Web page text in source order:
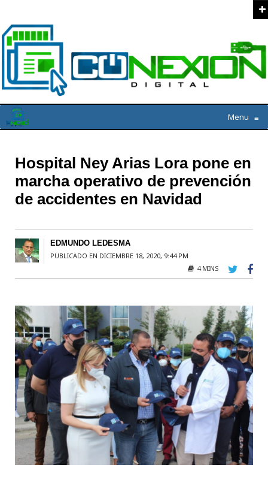
Menu ≡
Hospital Ney Arias Lora pone en
marcha operativo de prevención
de accidentes en Navidad
EDMUNDO LEDESMA
PUBLICADO EN DICIEMBRE 18, 2020, 9:44 PM
4 MINS